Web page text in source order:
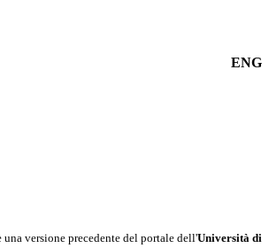
ENG
una versione precedente del portale dell'Università di